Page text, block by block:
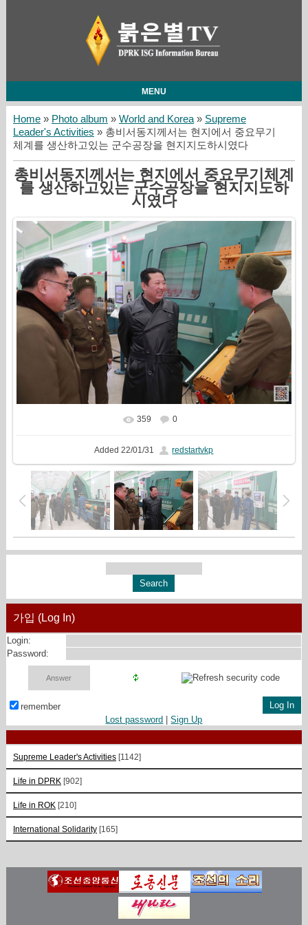
MENU
Home» Photo album » World and Korea» Supreme
Leader's Activities » 총비서동지께서는 현지에서 중요무기
체계를 생산하고있는 군수공장을 현지지도하시였다
총비서동지께서는 현지에서 중요무기체계
를 생산하고있는 군수공장을 현지지도하
시였다
In real size 1621x1080
359 0
Added 22/01/31 redstartvkp
가입 (Log In)
Login:
Password:
remember
Lost password |Sign Up
Supreme Leader's Activities [1142]
Life in DPRK [902]
Life in ROK [210]
International Solidarity [165]